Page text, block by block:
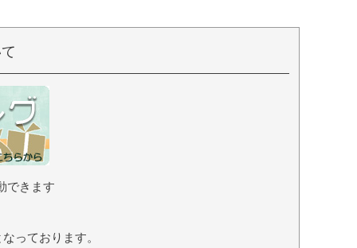
できます
っております。